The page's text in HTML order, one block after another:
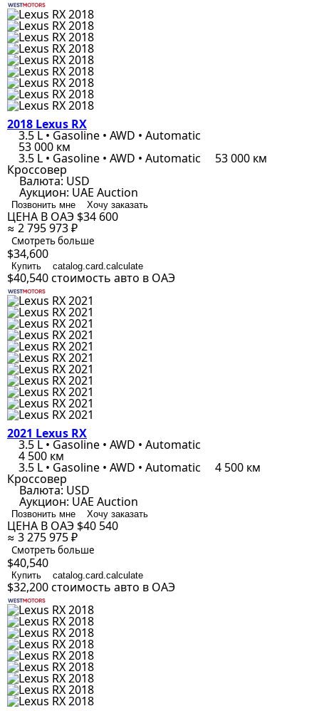
2018 Lexus RX
3.5 L • Gasoline • AWD • Automatic
53 000 км
3.5 L • Gasoline • AWD • Automatic 53 000 км
Кроссовер
Валюта: USD
Аукцион: UAE Auction
Позвонить мне Хочу заказать
ЦЕНА В ОАЭ $34 600
≈ 2 795 973 ₽
Смотреть больше
$34,600
Купить catalog.card.calculate
$40,540стоимость авто в ОАЭ
2021 Lexus RX
3.5 L • Gasoline • AWD • Automatic
4 500 км
3.5 L • Gasoline • AWD • Automatic 4 500 км
Кроссовер
Валюта: USD
Аукцион: UAE Auction
Позвонить мне Хочу заказать
ЦЕНА В ОАЭ $40 540
≈ 3 275 975 ₽
Смотреть больше
$40,540
Купить catalog.card.calculate
$32,200стоимость авто в ОАЭ